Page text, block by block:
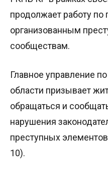
продолжает работу
организованным
сообществам.
Главное управление
области призывает
обращаться и
нарушения
преступных
10).